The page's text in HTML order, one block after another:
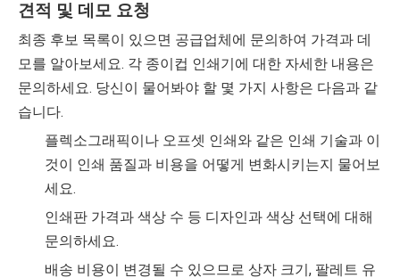
견적 및 데모 요청
최종 후보 목록이 있으면 공급업체에 문의하여 가격과 데
모를 알아보세요. 각 종이컵 인쇄기에 대한 자세한 내용은
문의하세요. 당신이 물어봐야 할 몇 가지 사항은 다음과 같
습니다.
플렉소그래픽이나 오프셋 인쇄와 같은 인쇄 기술과 이
것이 인쇄 품질과 비용을 어떻게 변화시키는지 물어보
세요.
인쇄판 가격과 색상 수 등 디자인과 색상 선택에 대해
문의하세요.
배송 비용이 변경될 수 있으므로 상자 크기, 팔레트 유